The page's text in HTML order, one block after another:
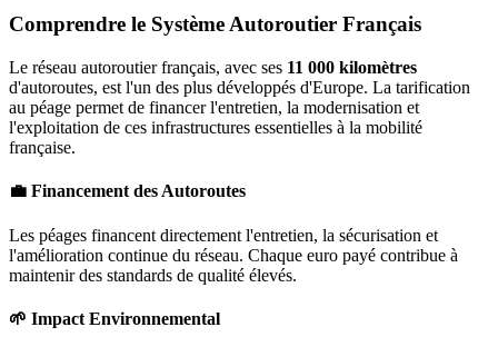
Comprendre le Système Autoroutier Français
Le réseau autoroutier français, avec ses 11 000 kilomètres
d'autoroutes, est l'un des plus développés d'Europe. La tarification
au péage permet de financer l'entretien, la modernisation et
l'exploitation de ces infrastructures essentielles à la mobilité
française.
💼 Financement des Autoroutes
Les péages financent directement l'entretien, la sécurisation et
l'amélioration continue du réseau. Chaque euro payé contribue à
maintenir des standards de qualité élevés.
🌱 Impact Environnemental